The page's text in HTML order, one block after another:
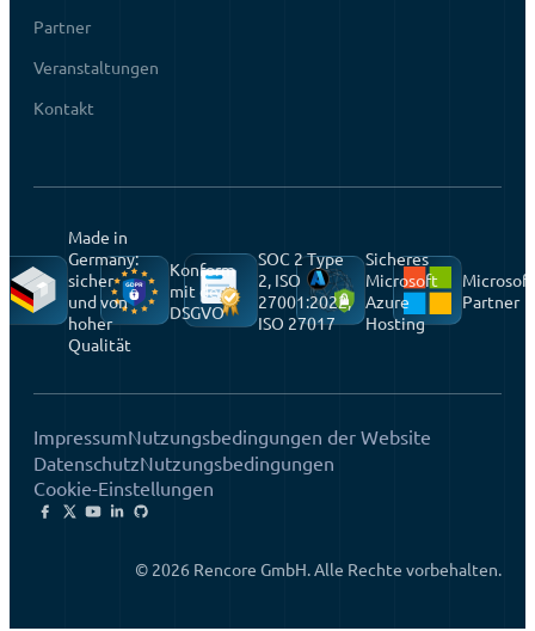
Partner
Veranstaltungen
Kontakt
Made in
Germany:
sicher
und von
hoher
Qualität
Konform
mit der
DSGVO
SOC 2 Type
2, ISO
27001:2022,
ISO 27017
Sicheres
Microsoft
Azure
Hosting
Partner
ImpressumNutzungsbedingungen der Website
DatenschutzNutzungsbedingungen
Cookie-Einstellungen
© 2026 Rencore GmbH. Alle Rechte vorbehalten.